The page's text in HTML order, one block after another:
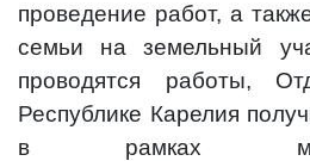
проведение работ, а
семьи на земельный
проводятся работы,
Республике Карелия
в рамках